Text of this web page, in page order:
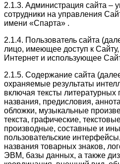
2.1.3. Администрация сайта –
сотрудники на управления
имени «Спарта» .
2.1.4. Пользователь сайта
лицо, имеющее доступ к
Интернет и использующее
2.1.5. Содержание сайта
охраняемые результаты
включая тексты литературных
названия, предисловия,
обложки, музыкальные
текста, графические,
производные, составные и
пользовательские
названия товарных знаков,
ЭВМ, базы данных, а также